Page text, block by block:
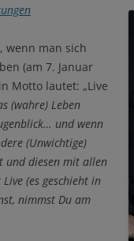
wenn man sich
(am 7. Januar
Motto lautet: „Live
(wahre) Leben
und wenn
(Unwichtige)
und diesen mit allen
(es geschieht in
nimmst Du am